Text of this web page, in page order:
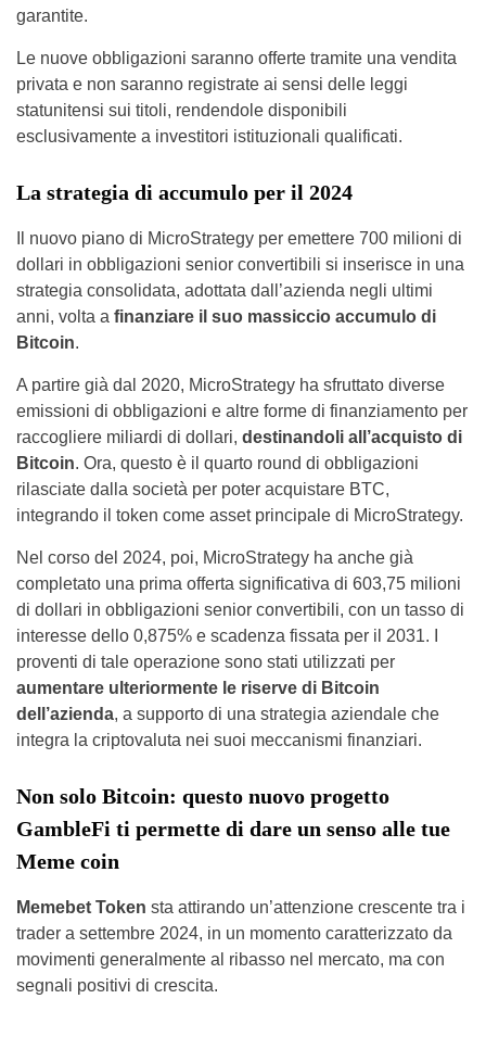
garantite.
Le nuove obbligazioni saranno offerte tramite una vendita
privata e non saranno registrate ai sensi delle leggi
statunitensi sui titoli, rendendole disponibili
esclusivamente a investitori istituzionali qualificati.
La strategia di accumulo per il 2024
Il nuovo piano di MicroStrategy per emettere 700 milioni di
dollari in obbligazioni senior convertibili si inserisce in una
strategia consolidata, adottata dall’azienda negli ultimi
anni, volta a finanziare il suo massiccio accumulo di
Bitcoin.
A partire già dal 2020, MicroStrategy ha sfruttato diverse
emissioni di obbligazioni e altre forme di finanziamento per
raccogliere miliardi di dollari, destinandoli all’acquisto di
Bitcoin. Ora, questo è il quarto round di obbligazioni
rilasciate dalla società per poter acquistare BTC,
integrando il token come asset principale di MicroStrategy.
Nel corso del 2024, poi, MicroStrategy ha anche già
completato una prima offerta significativa di 603,75 milioni
di dollari in obbligazioni senior convertibili, con un tasso di
interesse dello 0,875% e scadenza fissata per il 2031. I
proventi di tale operazione sono stati utilizzati per
aumentare ulteriormente le riserve di Bitcoin
dell’azienda, a supporto di una strategia aziendale che
integra la criptovaluta nei suoi meccanismi finanziari.
Non solo Bitcoin: questo nuovo progetto
GambleFi ti permette di dare un senso alle tue
Meme coin
Memebet Token sta attirando un’attenzione crescente tra i
trader a settembre 2024, in un momento caratterizzato da
movimenti generalmente al ribasso nel mercato, ma con
segnali positivi di crescita.